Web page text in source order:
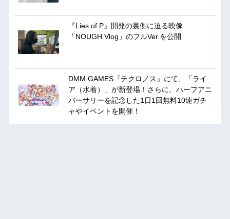
『Lies of P』開発の裏側に迫る映像
「NOUGH Vlog」のフルVer.を公開
DMM GAMES『テクロノス』にて、「ライ
ア（水着）」が新登場！さらに、ハーフアニ
バーサリーを記念した1日1回無料10連ガチ
ャやイベントを開催！